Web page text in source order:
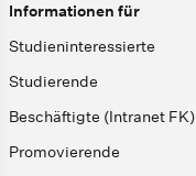
Informationen für
Studieninteressierte
Studierende
Beschäftigte (Intranet FK)
Promovierende